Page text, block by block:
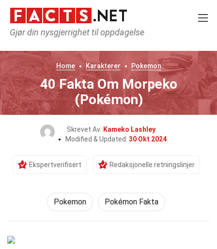
Gjør din nysgjerrighet til oppdagelse
Home Karakterer Pokemon
40 Fakta Om Morpeko
(Pokémon)
Skrevet Av: Kameko Lashley
Modified & Updated: 30 Okt 2024
Ekspertverifisert Redaksjonelle retningslinjer
Pokemon Pokémon Fakta